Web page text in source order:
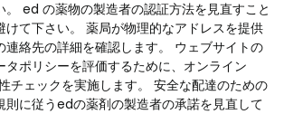
。 ed の薬物の製造者の認証方法を見直すこと
けて下さい。 薬局が物理的なアドレスを提供
連絡先の詳細を確認します。 ウェブサイトの
タポリシーを評価するために、オンライン
チェックを実施します。 安全な配達のための
則に従うedの薬剤の製造者の承諾を見直して